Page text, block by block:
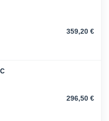
359,20 €
296,50 €